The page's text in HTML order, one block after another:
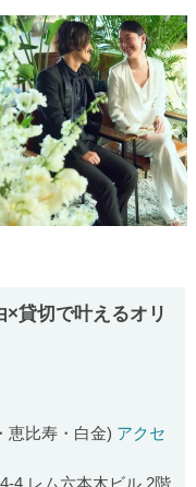
×貸切で叶えるオリ
恵比寿・白金) アクセ